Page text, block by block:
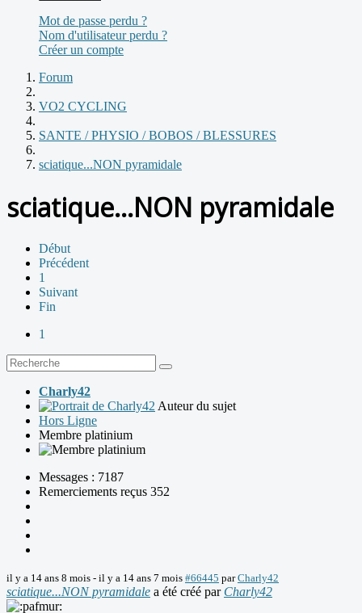
Mot de passe perdu ?
Nom d'utilisateur perdu ?
Créer un compte
Forum
VO2 CYCLING
SANTE / PHYSIO / BOBOS / BLESSURES
sciatique...NON pyramidale
sciatique...NON pyramidale
Début
Précédent
1
Suivant
Fin
1
Charly42
Auteur du sujet
Hors Ligne
Membre platinium
Messages : 7187
Remerciements reçus 352
il y a 14 ans 8 mois - il y a 14 ans 7 mois #66445 parCharly42
sciatique...NON pyramidale a été créé par Charly42